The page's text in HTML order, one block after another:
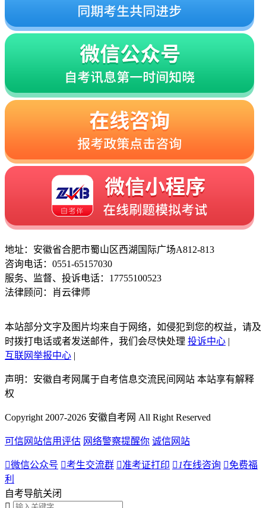
地址：安徽省合肥市蜀山区西湖国际广场A812-813
咨询电话：0551-65157030
服务、监督、投诉电话：17755100523
法律顾问：肖云律师
本站部分文字及图片均来自于网络，如侵犯到您的权益，请及
时拨打电话或者发送邮件，我们会尽快处理 投诉中心 |
互联网举报中心 |
声明：安徽自考网属于自考信息交流民间网站 本站享有解释
权
Copyright 2007-2026 安徽自考网 All Right Reserved
可信网站信用评估 网络警察提醒你 诚信网站
微信公众号 考生交流群 准考证打印  1在线咨询 免费福
利
自考导航关闭